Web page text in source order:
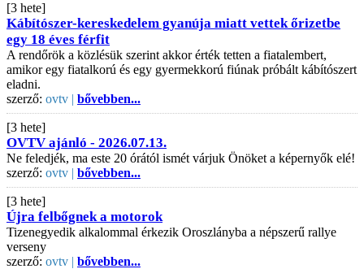
[3 hete]
Kábítószer-kereskedelem gyanúja miatt vettek őrizetbe
egy 18 éves férfit
A rendőrök a közlésük szerint akkor érték tetten a fiatalembert,
amikor egy fiatalkorú és egy gyermekkorú fiúnak próbált kábítószert
eladni.
szerző: ovtv | bővebben...
[3 hete]
OVTV ajánló - 2026.07.13.
Ne feledjék, ma este 20 órától ismét várjuk Önöket a képernyők elé!
szerző: ovtv | bővebben...
[3 hete]
Újra felbőgnek a motorok
Tizenegyedik alkalommal érkezik Oroszlányba a népszerű rallye
verseny
szerző: ovtv | bővebben...